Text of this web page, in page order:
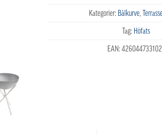
Kategorier: Bålkurve,
Tag: Höfats
EAN: